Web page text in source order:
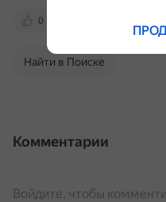
0
Найти в Поиске
Комментарии
Войдите, чтобы